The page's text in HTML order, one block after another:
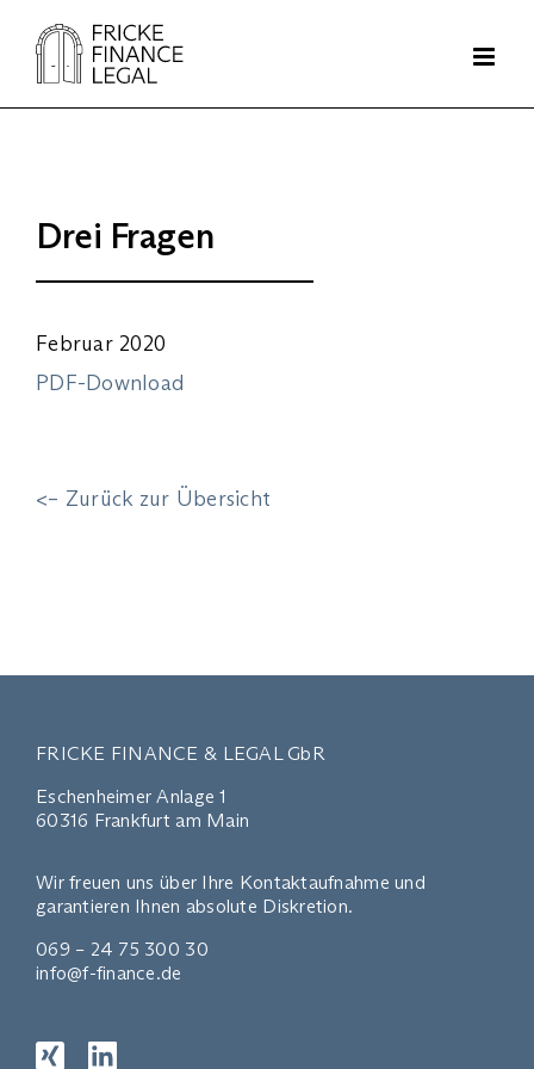
Inhalt
springen
Drei Fragen
Februar 2020
PDF-Download
<– Zurück zur Übersicht
FRICKE FINANCE & LEGAL GbR
Eschenheimer Anlage 1
60316 Frankfurt am Main
Wir freuen uns über Ihre Kontaktaufnahme und
garantieren Ihnen absolute Diskretion.
069 – 24 75 300 30
info@f-finance.de